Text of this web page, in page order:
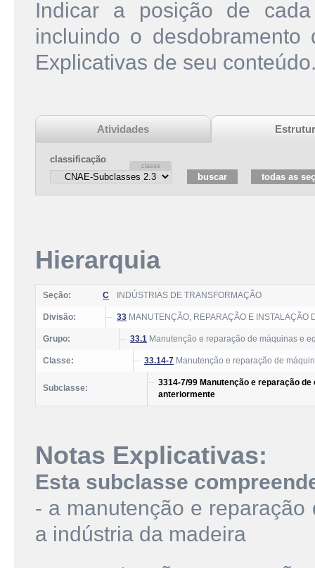
Indicar a posição de
incluindo o
Explicativas de seu
Atividades
classificação
Hierarquia
Seção: C INDÚSTRIAS DE TRANSFORMAÇÃO
Divisão: 33 MANUTENÇÃO, REPARAÇÃO E INSTALAÇÃO
Grupo: 33.1 Manutenção e reparação de máquinas e
Classe: 33.14-7 Manutenção e reparação de
Subclasse:
3314-7/99 Manutenção e reparação
anteriormente
Notas Explicativas:
Esta subclasse
- a manutenção e
a indústria da madeira